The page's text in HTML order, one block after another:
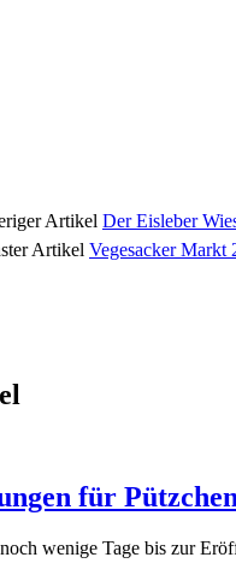
Artikel Der Eisleber
Artikel Vegesacker Markt
für
wenige Tage bis zur